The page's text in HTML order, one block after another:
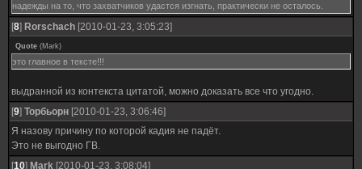
надежды на то, что захватчиков удастся изгнать, практически не осталось.
[8] Rorschach [2010-01-23, 3:05:23]
Quote (Mark)
это главное в тексте!!!
выдранной из контекста цитатой, можно доказать все что угодно.
[9] Торбьорн [2010-01-23, 3:06:46]
Я назову причину по которой кадия не падёт.
Это не выгодно ГВ.
[10] Mark [2010-01-23, 3:08:04]